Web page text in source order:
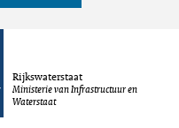
Rijkswaterstaat
Ministerie van Infrastructuur en
Waterstaat